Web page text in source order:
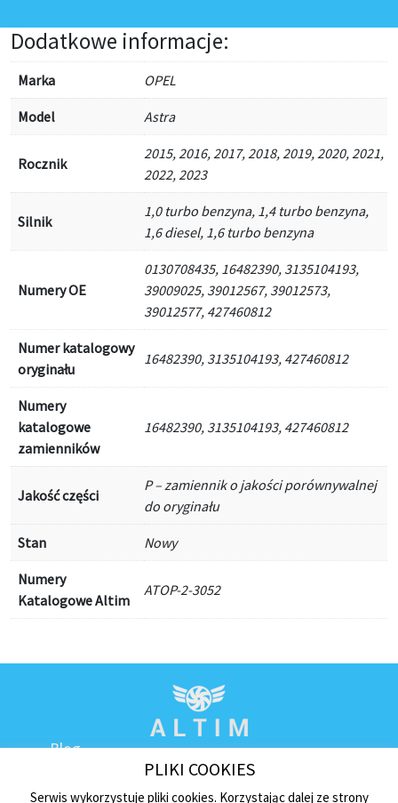
Dodatkowe informacje:
Marka OPEL
Model Astra
Rocznik
2015, 2016, 2017, 2018, 2019, 2020, 2021,
2022, 2023
Silnik
1,0 turbo benzyna, 1,4 turbo benzyna,
1,6 diesel, 1,6 turbo benzyna
Numery OE
0130708435, 16482390, 3135104193,
39009025, 39012567, 39012573,
39012577, 427460812
Numer katalogowy
oryginału
16482390, 3135104193, 427460812
Numery
katalogowe
zamienników
16482390, 3135104193, 427460812
Jakość części
P – zamiennik o jakości porównywalnej
do oryginału
Stan Nowy
Numery
Katalogowe Altim
ATOP-2-3052
Blog
Regulamin sklepu
PLIKI COOKIES
Serwis wykorzystuje pliki cookies. Korzystając dalej ze strony